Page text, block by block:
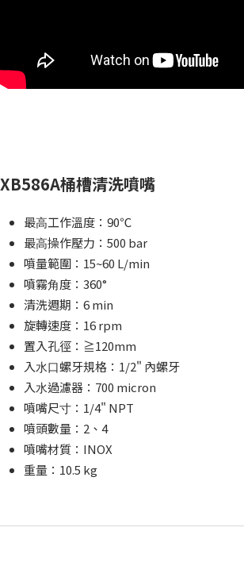
XB586A桶槽清洗噴嘴
最⾼⼯作溫度：90℃
最⾼操作壓⼒：500 bar
噴量範圍：15~60 L/min
噴霧⾓度：360°
清洗週期：6 min
旋轉速度：16 rpm
置入孔徑：≧120mm
入⽔⼝螺牙規格：1/2" 內螺牙
入⽔過濾器：700 micron
噴嘴尺⼨：1/4" NPT
噴頭數量：2、4
噴嘴材質：INOX
重量：10.5 kg